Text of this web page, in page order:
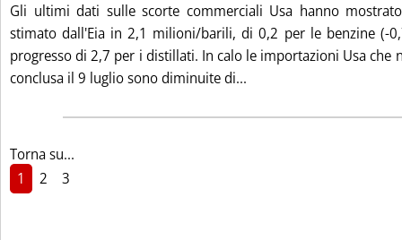
Gli ultimi dati sulle scorte commerciali Usa hanno
stimato dall'Eia in 2,1 milioni/barili, di 0,2 per le benzine (-
progresso di 2,7 per i distillati. In calo le importazioni Usa che
conclusa il 9 luglio sono diminuite di...
Torna su...
1
2 3